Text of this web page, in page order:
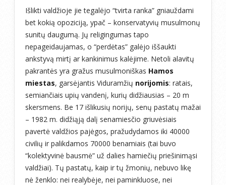
Išlikti valdžioje jie tegalėjo “tvirta ranka” gniauždami
bet kokią opoziciją, ypač – konservatyvių musulmonų
sunitų daugumą. Jų religingumas tapo
nepageidaujamas, o “perdėtas” galėjo iššaukti
ankstyvą mirtį ar kankinimus kalėjime. Netoli alavitų
pakrantės yra gražus musulmoniškas Hamos
miestas, garsėjantis Viduramžių norijomis: ratais,
semiančiais upių vandenį, kurių didžiausias – 20 m
skersmens. Be 17 išlikusių norijų, senų pastatų mažai
– 1982 m. didžiąją dalį senamiesčio griuvėsiais
pavertė valdžios pajėgos, pražudydamos iki 40000
civilių ir palikdamos 70000 benamiais (tai buvo
“kolektyvinė bausmė” už dalies hamiečių priešinimąsi
valdžiai). Tų pastatų, kaip ir tų žmonių, nebuvo likę
nė ženklo: nei realybėje, nei paminkluose, nei